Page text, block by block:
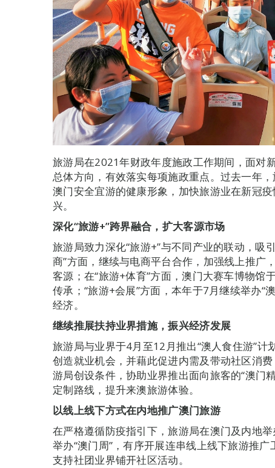
旅游局在2021年财政年度施政工作期间，面对
总体方向，有效落实每项施政重点。过去一年
澳门安全宜游的健康形象，加快旅游业在新冠
兴。
深化“旅游+”跨界融合，扩大客源市场
旅游局致力深化“旅游+”与不同产业的联动，吸
商”方面，继续与电商平台合作，加强线上推广
客源；在“旅游+体育”方面，澳门大赛车博物馆
传承；“旅游+会展”方面，本年于7月继续举办“
经济。
继续推展扶持业界措施，振兴经济发展
旅游局与业界于4月至12月推出“澳人食住游”计
创造就业机会，并藉此促进内需及带动社区消
游局创设条件，协助业界推出面向旅客的“澳门
定制路线，提升来澳旅游体验。
以线上线下方式在内地推广澳门旅游
在严格遵循防疫指引下，旅游局在澳门及内地
举办“澳门周”，有序开展连串线上线下旅游推
支持社团业界铺开社区活动。